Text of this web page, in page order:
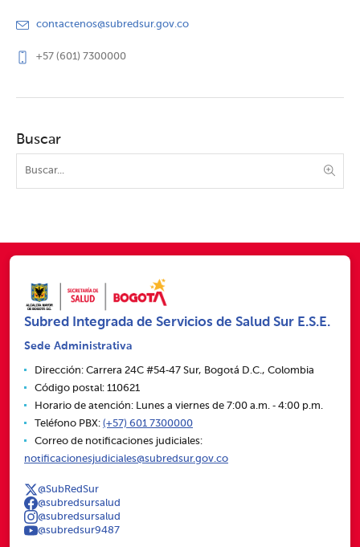
contactenos@subredsur.gov.co
+57 (601) 7300000
Buscar
Subred Integrada de Servicios de Salud Sur E.S.E.
Sede Administrativa
Dirección: Carrera 24C #54‑47 Sur, Bogotá D.C., Colombia
Código postal: 110621
Horario de atención: Lunes a viernes de 7:00 a.m. ‑ 4:00 p.m.
Teléfono PBX: (+57) 601 7300000
Correo de notificaciones judiciales:
notificacionesjudiciales@subredsur.gov.co
@SubRedSur
@subredsursalud
@subredsursalud
@subredsur9487